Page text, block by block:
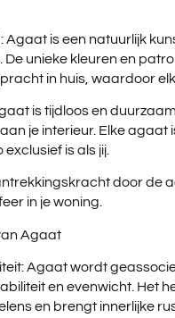
Agaat is een natuurlijk
unieke kleuren en
in huis, waardoor
is tijdloos en
je interieur. Elke agaat
is als jij.
door de
in je woning.
Agaat
Agaat wordt
en evenwicht. Het
en brengt innerlijke